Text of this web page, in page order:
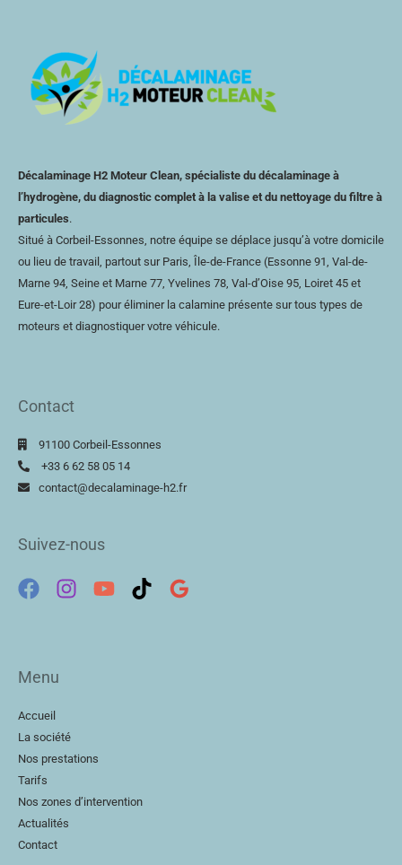
Décalaminage H2 Moteur Clean, spécialiste du décalaminage à
l’hydrogène, du diagnostic complet à la valise et du nettoyage du filtre à
particules.
Situé à Corbeil-Essonnes, notre équipe se déplace jusqu’à votre domicile
ou lieu de travail, partout sur Paris, Île-de-France (Essonne 91, Val-de-
Marne 94, Seine et Marne 77, Yvelines 78, Val-d’Oise 95, Loiret 45 et
Eure-et-Loir28) pour éliminer la calamine présente sur tous types de
moteurs et diagnostiquer votre véhicule.
Contact
91100 Corbeil-Essonnes
+33 6 62 58 05 14
contact@decalaminage-h2.fr
Suivez-nous
Menu
Accueil
La société
Nos prestations
Tarifs
Nos zones d’intervention
Actualités
Contact